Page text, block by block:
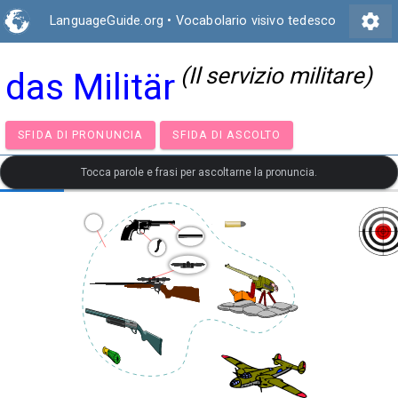
LanguageGuide.org • Vocabolario visivo tedesco settings
das Militär (Il servizio militare)
SFIDA DI PRONUNCIA SFIDA DI ASCOLTO
Tocca parole e frasi per ascoltarne la pronuncia.